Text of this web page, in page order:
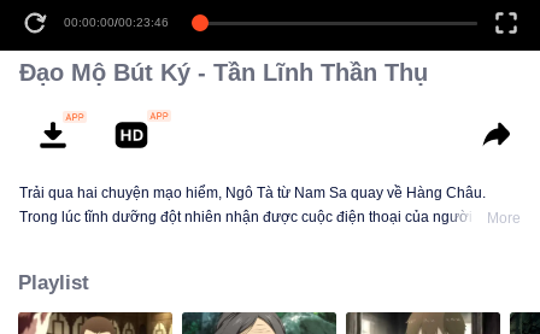
00:00:00/00:23:46
Đạo Mộ Bút Ký - Tần Lĩnh Thần Thụ
Trải qua hai chuyện mạo hiểm, Ngô Tà từ Nam Sa quay về Hàng Châu.
Trong lúc tĩnh dưỡng đột nhiên nhận được cuộc điện thoại của người bạn
thời mời Ngô Tà cùng mình mạo hiểm một chuyến, quay lại khám phá di tích
cổ đại.
More
Playlist